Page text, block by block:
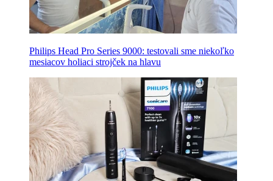
Philips Head Pro Series 9000: testovali sme niekoľko
mesiacov holiaci strojček na hlavu